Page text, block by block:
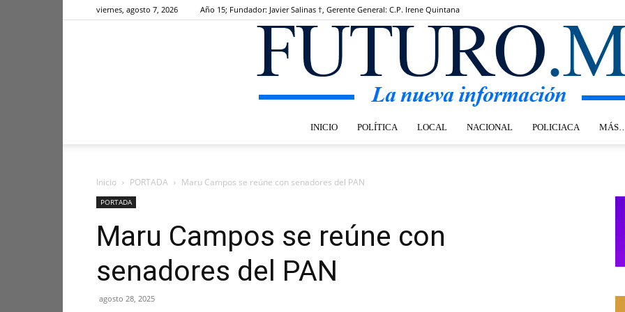
viernes, agosto 7, 2026 Año 15; Fundador: Javier Salinas †, Gerente General: C.P. Irene Quintana
INICIO POLÍTICA LOCAL NACIONAL POLICIACA
Inicio PORTADA Maru Campos se reúne con senadores del PAN
PORTADA
Maru Campos se reúne con
senadores del PAN
agosto 28, 2025